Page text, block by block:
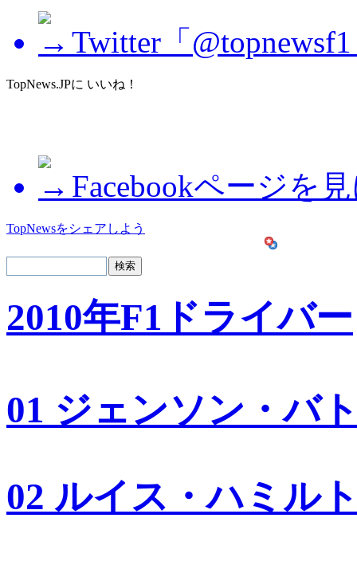
Twitter「
TopNews.JPに いいね！
Facebookページを
TopNewsをシェアしよう
2010年F1ドライバー
01 ジェンソン・バ
02 ルイス・ハミル